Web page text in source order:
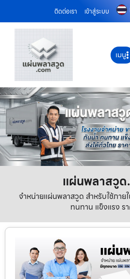
ติดต่อเรา เข้าสู่ระบบ
เมนู
แผ่นพลาสวู
จำหน่ายแผ่นพลาสวูด สำหรับใช้ภาย
ทนทาน แข็งแรง ร